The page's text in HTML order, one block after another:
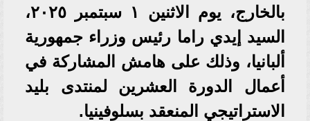
بالخارج، يوم الاثنين ١ سبتمبر ٢٠٢٥،
السيد إيدي راما رئيس وزراء جمهورية
ألبانيا، وذلك على هامش المشاركة في
أعمال الدورة العشرين لمنتدى بليد
الاستراتيجي المنعقد بسلوفينيا.